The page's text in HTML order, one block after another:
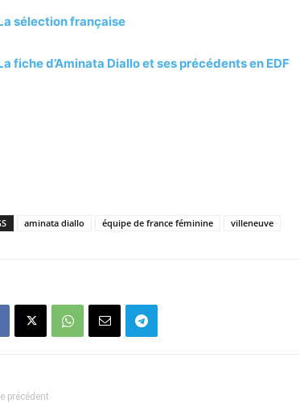
sélection française
fiche d’Aminata Diallo et ses précédents en EDF
aminata diallo équipe de france féminine villeneuve
précédent